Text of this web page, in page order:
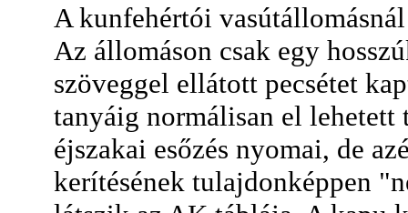
A kunfehértói
Az állomáson csak egy
szöveggel ellátott pecsétet
tanyáig normálisan el
éjszakai esőzés nyomai, de
kerítésének tulajdonképpen